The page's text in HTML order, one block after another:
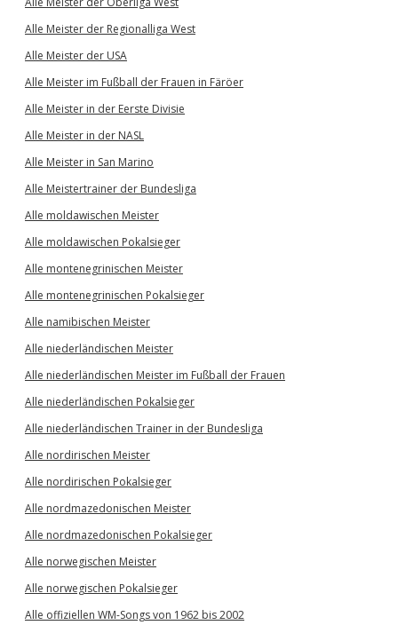
Alle Meister der Regionalliga West
Alle Meister der USA
Alle Meister im Fußball der Frauen in Färöer
Alle Meister in der Eerste Divisie
Alle Meister in der NASL
Alle Meister in San Marino
Alle Meistertrainer der Bundesliga
Alle moldawischen Meister
Alle moldawischen Pokalsieger
Alle montenegrinischen Meister
Alle montenegrinischen Pokalsieger
Alle namibischen Meister
Alle niederländischen Meister
Alle niederländischen Meister im Fußball der Frauen
Alle niederländischen Pokalsieger
Alle niederländischen Trainer in der Bundesliga
Alle nordirischen Meister
Alle nordirischen Pokalsieger
Alle nordmazedonischen Meister
Alle nordmazedonischen Pokalsieger
Alle norwegischen Meister
Alle norwegischen Pokalsieger
Alle offiziellen WM-Songs von 1962 bis 2002